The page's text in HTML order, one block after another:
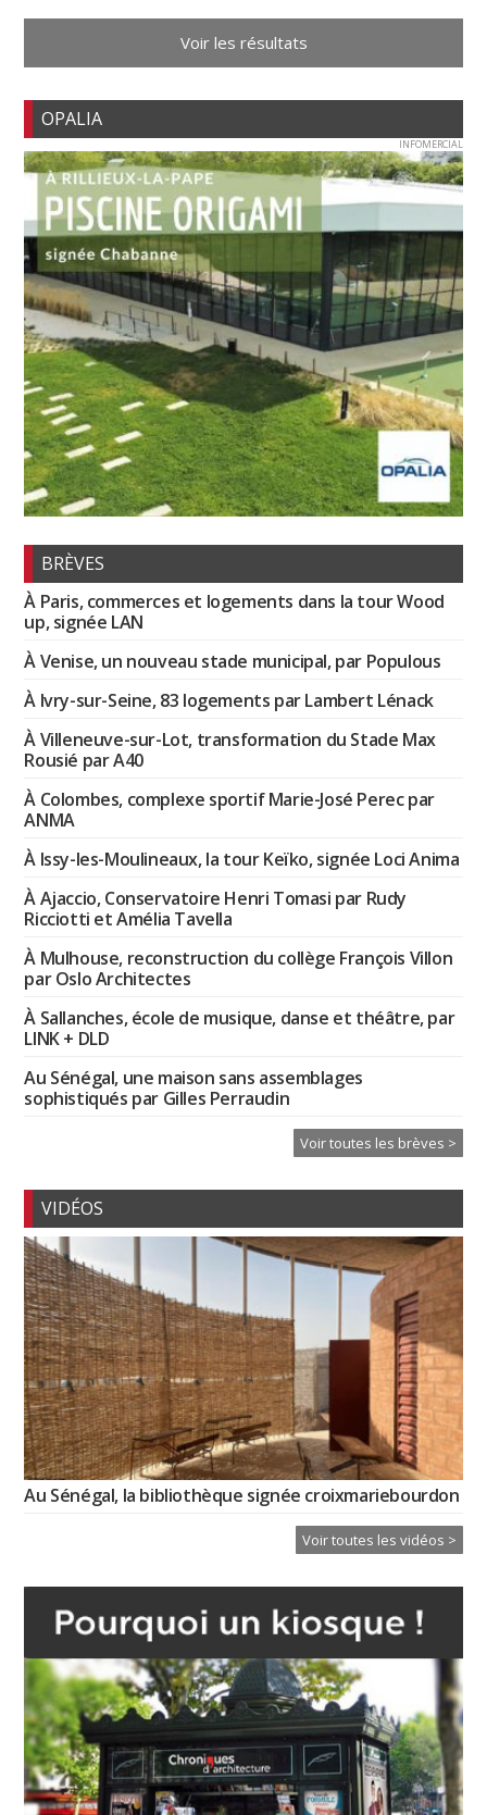
Voir les résultats
OPALIA
INFOMERCIAL
BRÈVES
À Paris, commerces et logements dans la tour Wood
up, signée LAN
À Venise, un nouveau stade municipal, par Populous
À Ivry-sur-Seine, 83 logements par Lambert Lénack
À Villeneuve-sur-Lot, transformation du Stade Max
Rousié par A40
À Colombes, complexe sportif Marie-José Perec par
ANMA
À Issy-les-Moulineaux, la tour Keïko, signée Loci Anima
À Ajaccio, Conservatoire Henri Tomasi par Rudy
Ricciotti et Amélia Tavella
À Mulhouse, reconstruction du collège François Villon
par Oslo Architectes
À Sallanches, école de musique, danse et théâtre, par
LINK + DLD
Au Sénégal, une maison sans assemblages
sophistiqués par Gilles Perraudin
Voir toutes les brèves >
VIDÉOS
Au Sénégal, la bibliothèque signée croixmariebourdon
Voir toutes les vidéos >